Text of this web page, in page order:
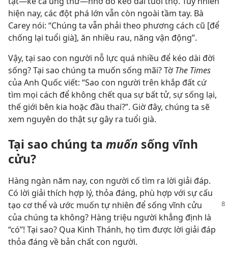
hiện nay, các đột phá lớn vẫn còn ngoài tầm tay. Bà
Carey nói: “Chúng ta vẫn phải theo phương cách cũ [để
chống lại tuổi già], ăn nhiều rau, năng vận động”.
Vậy, tại sao con người nỗ lực quá nhiều để kéo dài đời
sống? Tại sao chúng ta muốn sống mãi? TờThe Times
của Anh Quốc viết: “Sao con người trên khắp đất cứ
tìm mọi cách để không chết qua sự bất tử, sự sống lại,
thế giới bên kia hoặc đầu thai?”. Giờ đây, chúng ta sẽ
xem nguyên do thật sự gây ra tuổi già.
Tại sao chúng ta muốn sống vĩnh
cửu?
Hàng ngàn năm nay, con người cố tìm ra lời giải đáp.
Có lời giải thích hợp lý, thỏa đáng, phù hợp với sự cấu
tạo cơ thể và ước muốn tự nhiên để sống vĩnh cửu
của chúng ta không? Hàng triệu người khẳng định là
“có”! Tại sao? Qua Kinh Thánh, họ tìm được lời giải đáp
thỏa đáng về bản chất con người.